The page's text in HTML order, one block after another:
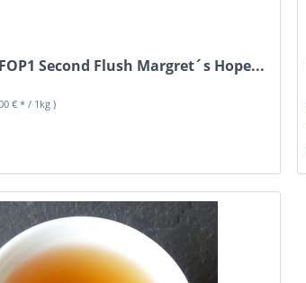
Second Flush Margret´s Hope...
€ * / 1kg )